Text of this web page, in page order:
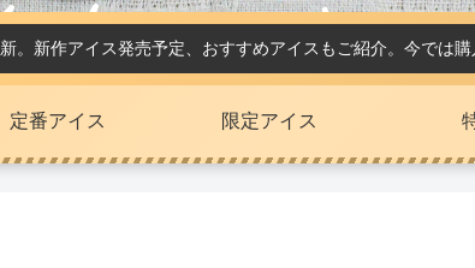
。新作アイス発売予定、おすすめアイスもご紹介。今では
定番アイス 限定アイス